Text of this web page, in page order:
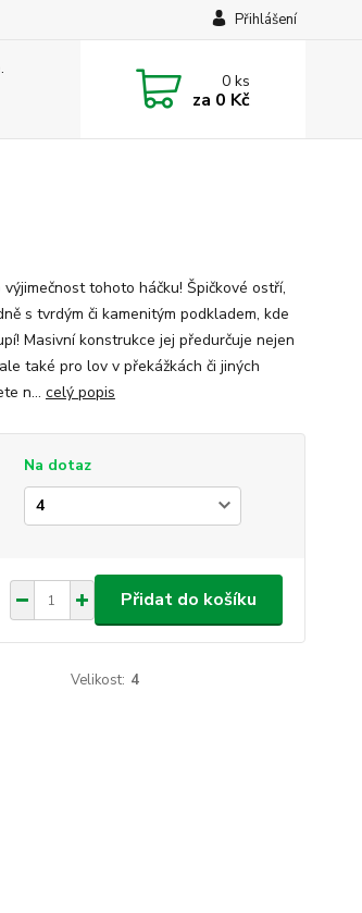
Přihlášení
0ks
za 0 Kč
tohoto háčku! Špičkové ostří,
s tvrdým či kamenitým podkladem, kde
Masivní konstrukce jej předurčuje nejen
také pro lov v překážkách či jiných
n... celý popis
Na dotaz
Přidat do košíku
Velikost: 4